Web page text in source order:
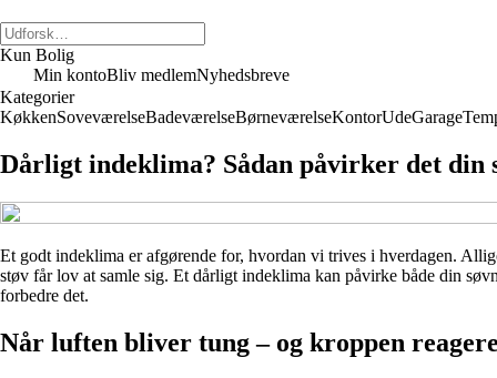
Kun Bolig
Min kontoBliv medlemNyhedsbreve
Kategorier
KøkkenSoveværelseBadeværelseBørneværelseKontorUdeGarage
Dårligt indeklima? Sådan påvirker det din
Et godt indeklima er afgørende for, hvordan vi trives i hverdagen.
støv får lov at samle sig. Et dårligt indeklima kan påvirke både din
forbedre det.
Når luften bliver tung – og kroppen